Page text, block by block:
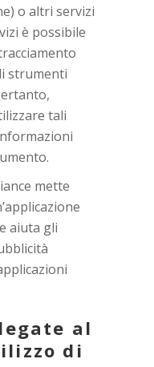
o altri servizi
è possibile
strumenti
tali
mette
aiuta gli
al
di